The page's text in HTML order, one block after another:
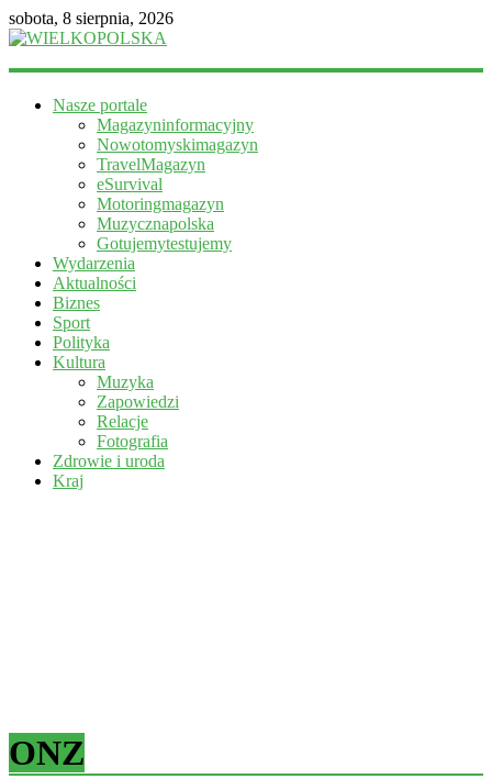
sobota, 8 sierpnia, 2026
WIELKOPOLSKA
informacyjny
Nasze portale
Magazyninformacyjny
Nowotomyskimagazyn
TravelMagazyn
eSurvival
Motoringmagazyn
Muzycznapolska
Gotujemytestujemy
Wydarzenia
Aktualności
Biznes
Sport
Polityka
Kultura
Muzyka
Zapowiedzi
Relacje
Fotografia
Zdrowie i uroda
Kraj
ONZ